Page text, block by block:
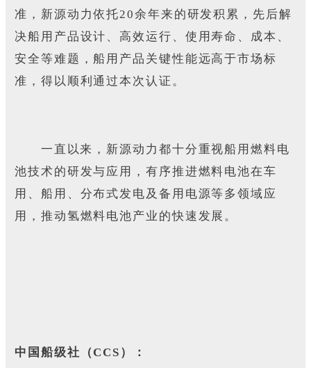
准，新源动力依托20余年来的研发积累，先后解
决船用产品设计、高效运行、使用寿命、成本、
安全等难题，船用产品关键性能远高于市场标
准，得以顺利通过本次认证。
一直以来，新源动力都十分重视船用燃料电
池技术的研发与应用，有序推进燃料电池在车
用、船用、分布式发电及备用电源等多领域应
用，推动氢燃料电池产业的快速发展。
中国船级社（CCS）：